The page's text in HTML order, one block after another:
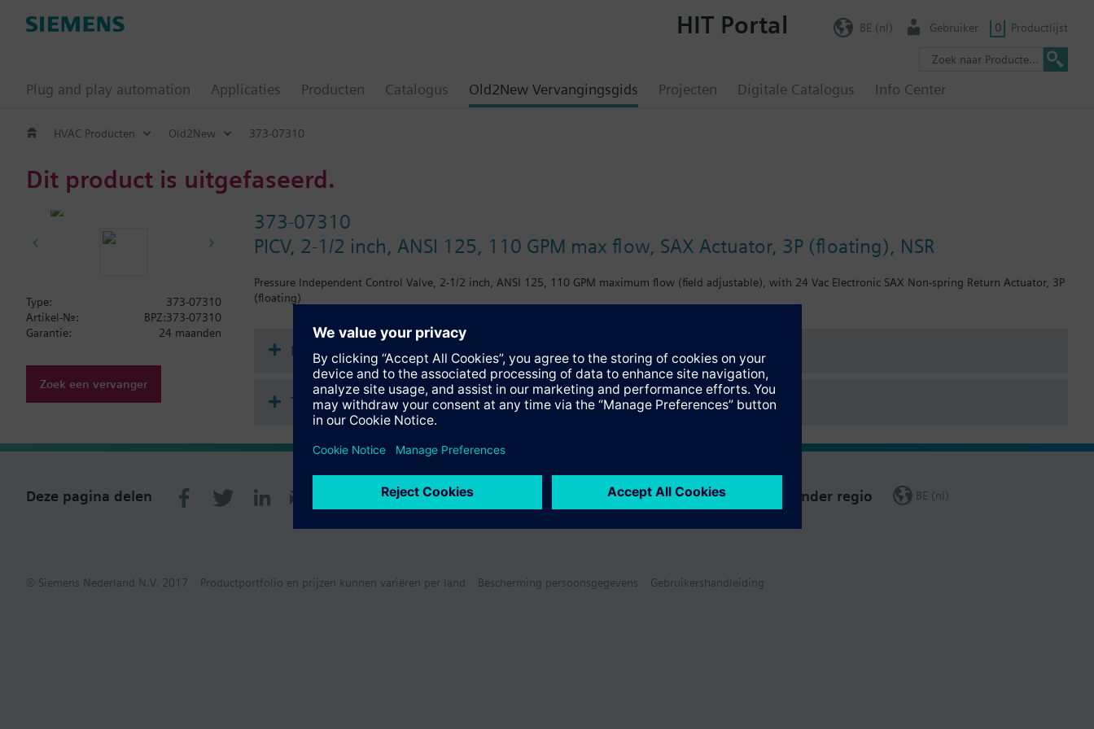
Plug and play automation Applicaties Producten Catalogus Old2New Vervangingsgids Projecten Digitale Catalogus Info Center
HIT Portal BE (nl) Gebruiker 0 Productlijst
HVAC Producten Old2New 373-07310
Dit product is uitgefaseerd.
373-07310
PICV, 2-1/2 inch, ANSI 125, 110 GPM max flow, SAX Actuator, 3P (floating), NSR
Pressure Independent Control Valve, 2-1/2 inch, ANSI 125, 110 GPM maximum flow (field adjustable), with 24 Vac Electronic SAX Non-spring Return Actuator, 3P
(floating)
Type:
373-07310
Artikel-Nr.:
BPZ:373-07310
Garantie:
24 maanden
Zoek een vervanger
Documenten
Technische samenvatting
Deze pagina delen Verander regio BE (nl)
© Siemens Nederland N.V. 2017 Productportfolio en prijzen kunnen variëren per land Bescherming persoonsgegevens Gebruikershandleiding